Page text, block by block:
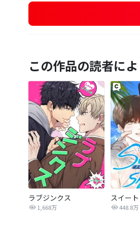
この作品の読者に
ラブジンクス
1,668万
スイー
448.8万